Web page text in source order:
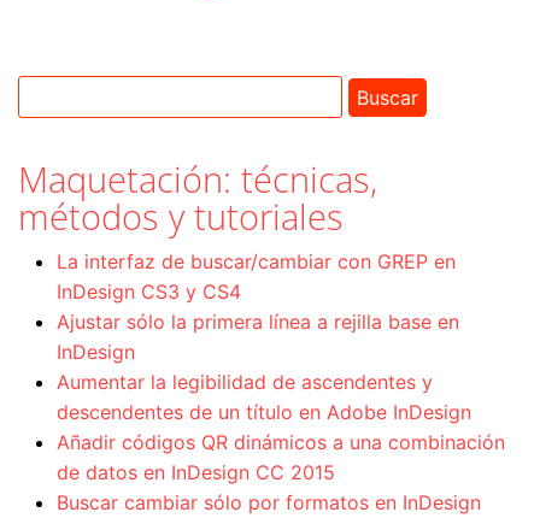
Maquetación: técnicas,
métodos y tutoriales
La interfaz de buscar/cambiar con GREP en
InDesign CS3 y CS4
Ajustar sólo la primera línea a rejilla base en
InDesign
Aumentar la legibilidad de ascendentes y
descendentes de un título en Adobe InDesign
Añadir códigos QR dinámicos a una combinación
de datos en InDesign CC 2015
Buscar cambiar sólo por formatos en InDesign